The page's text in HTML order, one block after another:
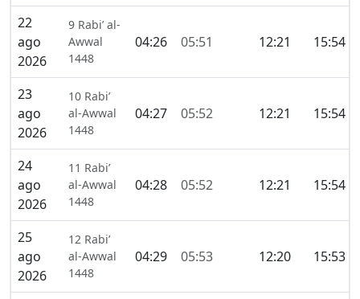
22
ago
2026
9 Rabi’ al-
Awwal
1448
04:26 05:51 12:21 15:54
23
ago
2026
10 Rabi’
al-Awwal
1448
04:27 05:52 12:21 15:54
24
ago
2026
11 Rabi’
al-Awwal
1448
04:28 05:52 12:21 15:54
25
ago
2026
12 Rabi’
al-Awwal
1448
04:29 05:53 12:20 15:53